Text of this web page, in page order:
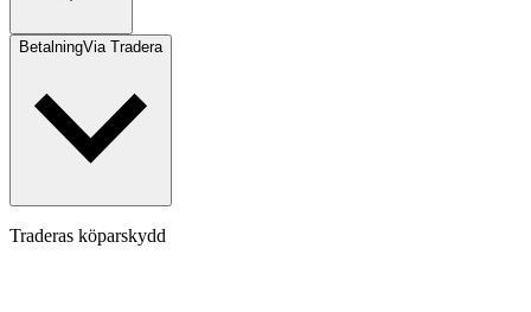
BetalningVia Tradera
Traderas köparskydd